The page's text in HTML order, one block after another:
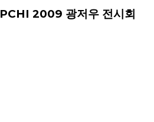
PCHI 2009 광저우 전시회